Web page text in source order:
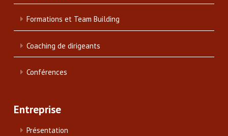
Formations et Team Building
Coaching de dirigeants
Conférences
Entreprise
Présentation